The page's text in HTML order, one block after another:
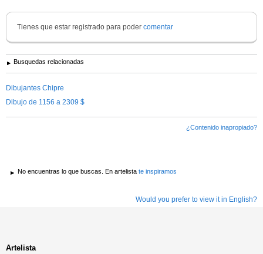
Tienes que estar registrado para poder comentar
Busquedas relacionadas
Dibujantes Chipre
Dibujo de 1156 a 2309 $
¿Contenido inapropiado?
No encuentras lo que buscas. En artelista te inspiramos
Would you prefer to view it in English?
Artelista